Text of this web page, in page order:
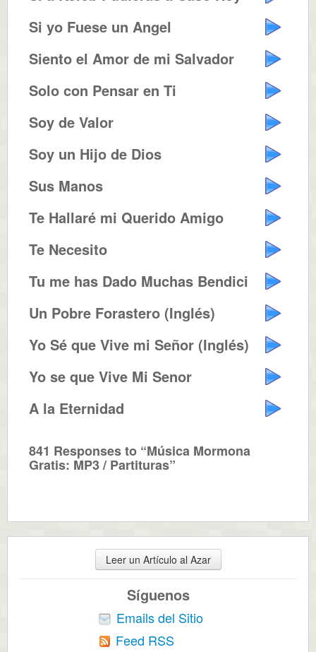
Si yo Fuese un Angel
Siento el Amor de mi Salvador
Solo con Pensar en Ti
Soy de Valor
Soy un Hijo de Dios
Sus Manos
Te Hallaré mi Querido Amigo
Te Necesito
Tu me has Dado Muchas Bendiciones
Un Pobre Forastero (Inglés)
Yo Sé que Vive mi Señor (Inglés)
Yo se que Vive Mi Senor
A la Eternidad
841 Responses to “Música Mormona
Gratis: MP3 / Partituras”
Leer un Artículo al Azar
Síguenos
Emails del Sitio
Feed RSS